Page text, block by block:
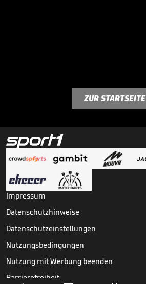
ZUR STARTSEITE
Impressum
Datenschutzhinweise
Datenschutzeinstellungen
Nutzungsbedingungen
Nutzung mit Werbung beenden
Barrierefreiheit